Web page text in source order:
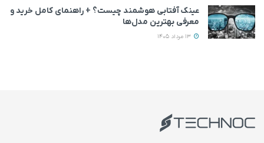
عینک آفتابی هوشمند چیست؟ + راهنمای کامل خرید و
معرفی بهترین مدل‌ها